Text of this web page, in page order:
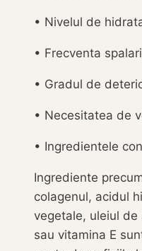
• Nivelul de
• Frecventa
• Gradul de
• Necesitatea de
• Ingredientele
Ingrediente
colagenul, acidul
vegetale, uleiul de
sau vitamina E